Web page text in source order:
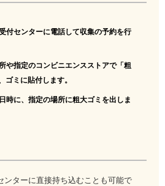
付センターに電話して収集の予約を行
や指定のコンビニエンスストアで「粗
ゴミに貼付します。
時に、指定の場所に粗大ゴミを出しま
ンターに直接持ち込むことも可能で